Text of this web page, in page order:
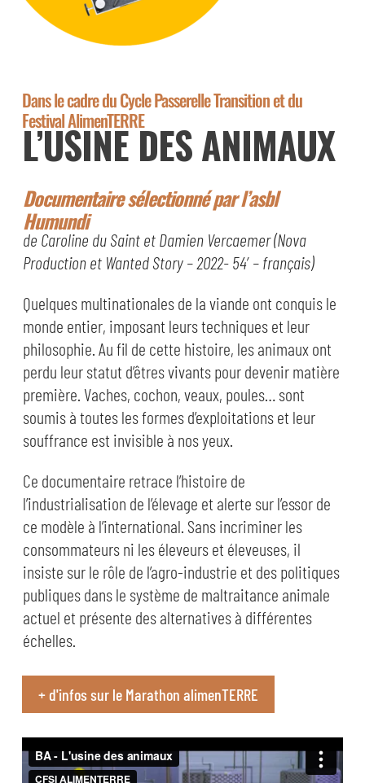
Dans le cadre du Cycle Passerelle Transition et du
Festival AlimenTERRE
L’USINE DES ANIMAUX
Documentaire sélectionné par l’asbl
Humundi
de Caroline du Saint et Damien Vercaemer (Nova
Production et Wanted Story – 2022- 54′ – français)
Quelques multinationales de la viande ont conquis le
monde entier, imposant leurs techniques et leur
philosophie. Au fil de cette histoire, les animaux ont
perdu leur statut d’êtres vivants pour devenir matière
première. Vaches, cochon, veaux, poules… sont
soumis à toutes les formes d’exploitations et leur
souffrance est invisible à nos yeux.
Ce documentaire retrace l’histoire de
l’industrialisation de l’élevage et alerte sur l’essor de
ce modèle à l’international. Sans incriminer les
consommateurs ni les éleveurs et éleveuses, il
insiste sur le rôle de l’agro-industrie et des politiques
publiques dans le système de maltraitance animale
actuel et présente des alternatives à différentes
échelles.
+ d'infos sur le Marathon alimenTERRE